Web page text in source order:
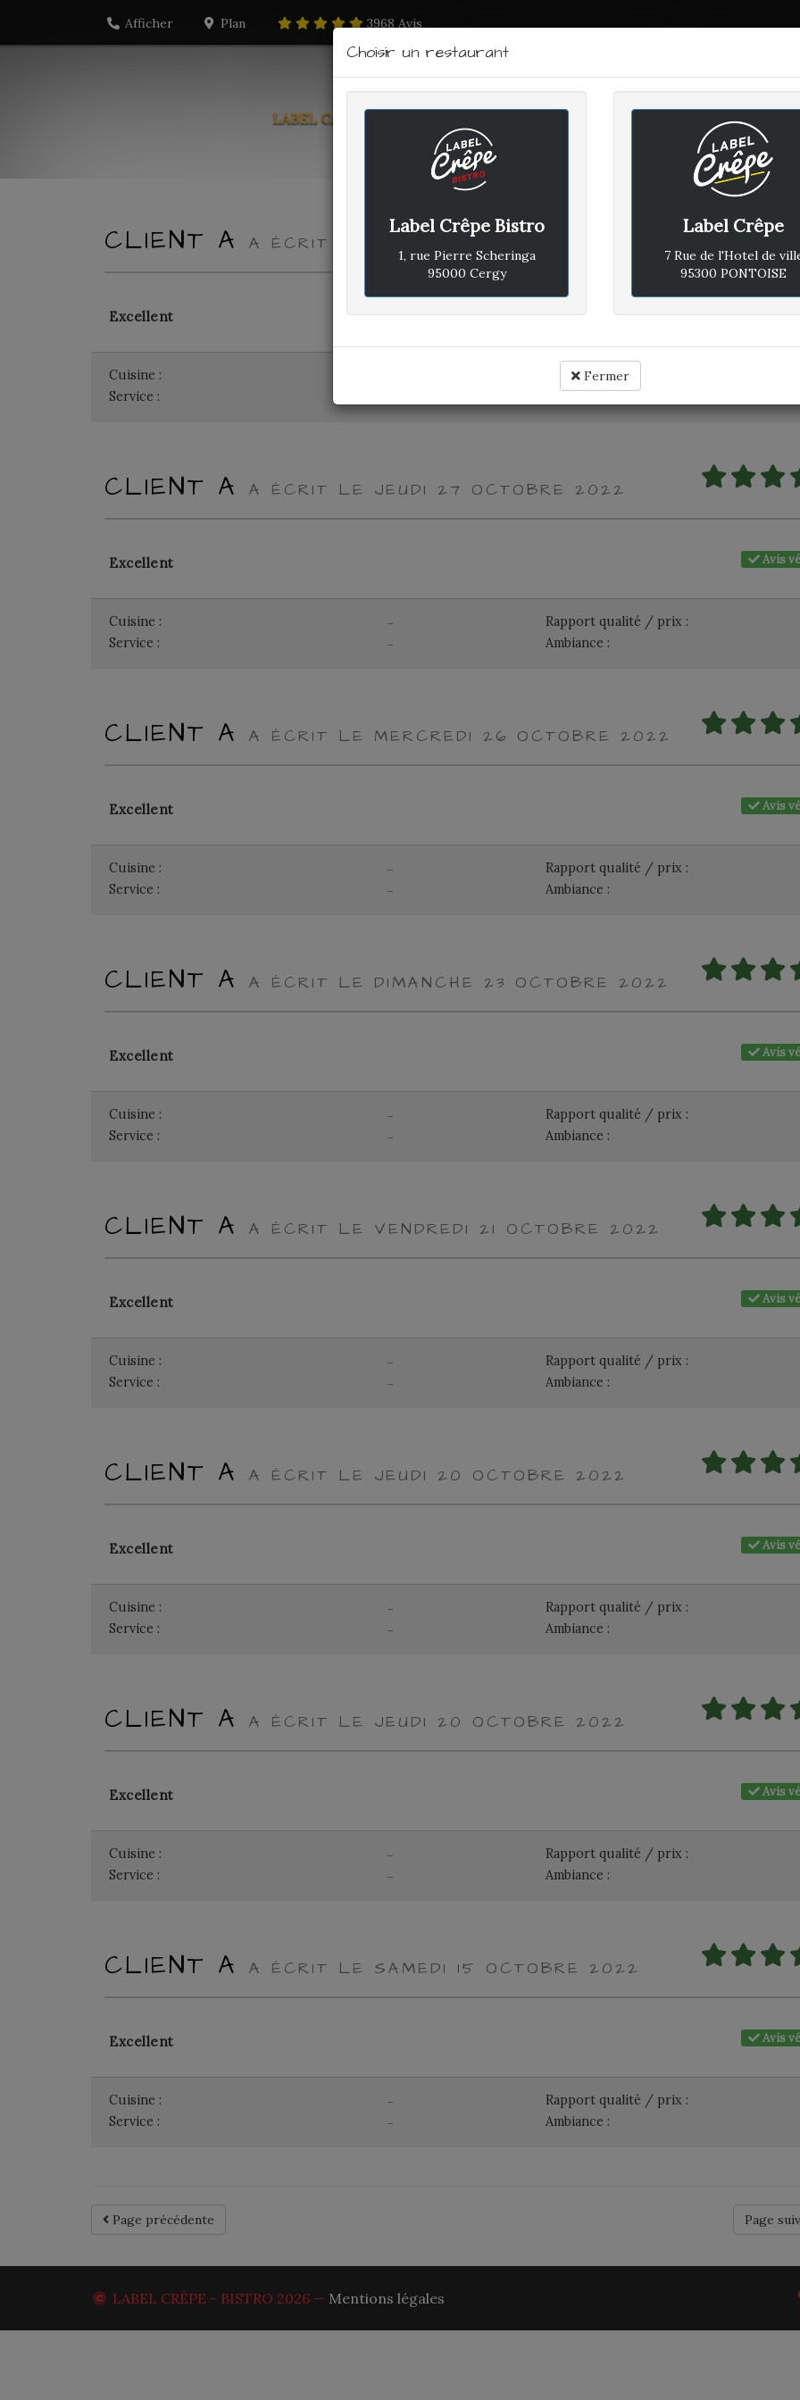
Afficher Plan 3968 Avis
LABEL CRÊPE - BISTRO
LABEL CARTE CONTACTEZ-
CLIENT A A ÉCRIT LE JEUDI 27 OCTOBRE 2022
Avis
Excellent
Cuisine : Rapport qualité / prix :
Service : Ambiance :
CLIENT A A ÉCRIT LE JEUDI 27 OCTOBRE 2022
Avis
Excellent
-
Cuisine : Rapport qualité / prix :
-
Service : Ambiance :
CLIENT A A ÉCRIT LE MERCREDI 26 OCTOBRE 2022
Avis
Excellent
-
Cuisine : Rapport qualité / prix :
-
Service : Ambiance :
CLIENT A A ÉCRIT LE DIMANCHE 23 OCTOBRE 2022
Avis
Excellent
-
Cuisine : Rapport qualité / prix :
-
Service : Ambiance :
CLIENT A A ÉCRIT LE VENDREDI 21 OCTOBRE 2022
Avis
Excellent
-
Cuisine : Rapport qualité / prix :
-
Service : Ambiance :
CLIENT A A ÉCRIT LE JEUDI 20 OCTOBRE 2022
Avis
Excellent
-
Cuisine : Rapport qualité / prix :
-
Service : Ambiance :
CLIENT A A ÉCRIT LE JEUDI 20 OCTOBRE 2022
Avis
Excellent
-
Cuisine : Rapport qualité / prix :
-
Service : Ambiance :
CLIENT A A ÉCRIT LE SAMEDI 15 OCTOBRE 2022
Avis
Excellent
-
Cuisine : Rapport qualité / prix :
-
Service : Ambiance :
Page
Page précédente
LABEL CRÊPE - BISTRO 2026 — Mentions légales
Choisir un restaurant
Label Crêpe Bistro
1, rue Pierre Scheringa
95000 Cergy
Label Crêpe
7 Rue de l'Hotel de
95300 PONTOISE
Fermer